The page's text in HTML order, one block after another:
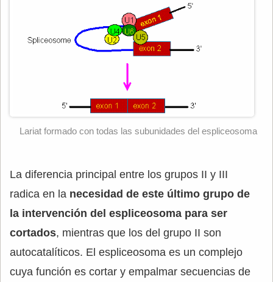
Lariat formado con todas las subunidades del espliceosoma
La diferencia principal entre los grupos II y III
radica en la necesidad de este último grupo de
la intervención del espliceosoma para ser
cortados, mientras que los del grupo II son
autocatalíticos. El espliceosoma es un complejo
cuya función es cortar y empalmar secuencias de